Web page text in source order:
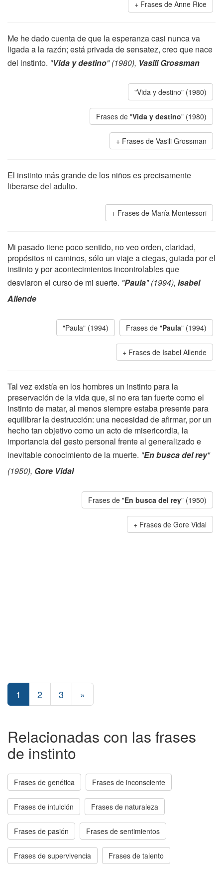
Frases de Anne Rice
Me he dado cuenta de que la esperanza casi nunca va
ligada a la razón; está privada de sensatez, creo que nace
del instinto. "Vida y destino" (1980), Vasili Grossman
"Vida y destino" (1980)
Frases de "Vida y destino" (1980)
Frases de Vasili Grossman
El instinto más grande de los niños es precisamente
liberarse del adulto.
Frases de María Montessori
Mi pasado tiene poco sentido, no veo orden, claridad,
propósitos ni caminos, sólo un viaje a ciegas, guiada por el
instinto y por acontecimientos incontrolables que
desviaron el curso de mi suerte. "Paula" (1994), Isabel
Allende
"Paula" (1994) Frases de "Paula" (1994)
Frases de Isabel Allende
Tal vez existía en los hombres un instinto para la
preservación de la vida que, si no era tan fuerte como el
instinto de matar, al menos siempre estaba presente para
equilibrar la destrucción: una necesidad de afirmar, por un
hecho tan objetivo como un acto de misericordia, la
importancia del gesto personal frente al generalizado e
inevitable conocimiento de la muerte. "En busca del rey"
(1950), Gore Vidal
Frases de "En busca del rey" (1950)
Frases de Gore Vidal
1 2 3 »
Relacionadas con las frases
de instinto
Frases de genética Frases de inconsciente
Frases de intuición Frases de naturaleza
Frases de pasión Frases de sentimientos
Frases de supervivencia Frases de talento